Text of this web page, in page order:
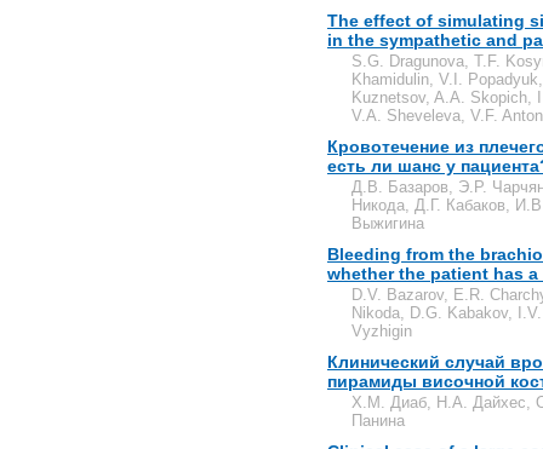
The effect of simulating
in the sympathetic and
S.G. Dragunova, T.F.
Khamidulin, V.I.
Kuznetsov, A.A.
V.A. Sheveleva, V.F.
Кровотечение из
есть ли шанс у
Д.В. Базаров, Э.Р.
Никода, Д.Г. Кабаков,
Выжигина
Bleeding from the
whether the patient has a
D.V. Bazarov, E.R.
Nikoda, D.G. Kabakov,
Vyzhigin
Клинический случай
пирамиды височной
Х.М. Диаб, Н.А. Дайхес,
Панина